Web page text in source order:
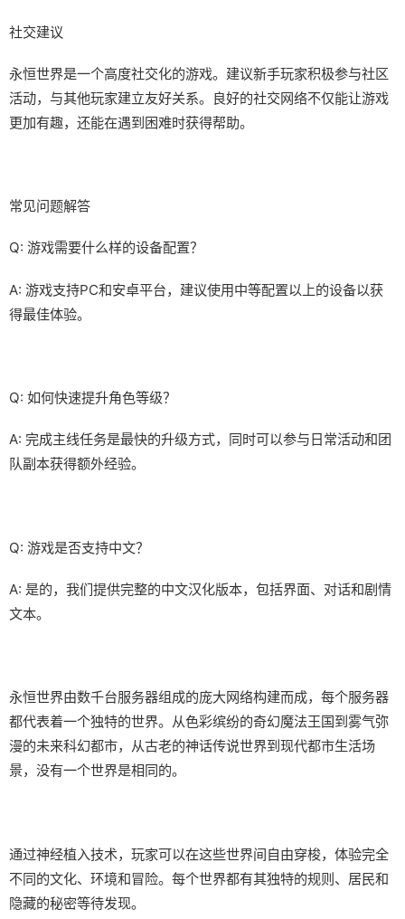
社交建议
永恒世界是一个高度社交化的游戏。建议新手玩家积极参与社区
活动，与其他玩家建立友好关系。良好的社交网络不仅能让游戏
更加有趣，还能在遇到困难时获得帮助。
常见问题解答
Q: 游戏需要什么样的设备配置？
A: 游戏支持PC和安卓平台，建议使用中等配置以上的设备以获
得最佳体验。
Q: 如何快速提升角色等级？
A: 完成主线任务是最快的升级方式，同时可以参与日常活动和团
队副本获得额外经验。
Q: 游戏是否支持中文？
A: 是的，我们提供完整的中文汉化版本，包括界面、对话和剧情
文本。
永恒世界由数千台服务器组成的庞大网络构建而成，每个服务器
都代表着一个独特的世界。从色彩缤纷的奇幻魔法王国到雾气弥
漫的未来科幻都市，从古老的神话传说世界到现代都市生活场
景，没有一个世界是相同的。
通过神经植入技术，玩家可以在这些世界间自由穿梭，体验完全
不同的文化、环境和冒险。每个世界都有其独特的规则、居民和
隐藏的秘密等待发现。